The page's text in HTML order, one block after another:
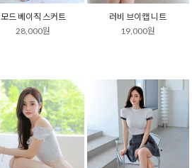
모드 베이직 스커트
28,000원
러비 브이캡 니트
19,000원